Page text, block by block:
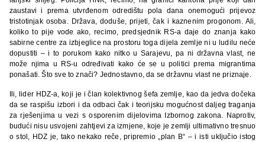
zaustavi i prema utvrđenom odredištu pola dana onemogući prijevoz
tristotinjak osoba. Država, doduše, prijeti, čak i kaznenim progonom. Ali,
koliko to pije vode ako, recimo, predsjednik RS-a daje do znanja kako
sabirne centre za izbjeglice na prostoru toga dijela zemlje ni u ludilu neće
dopustiti – i to porukom kako nitko u Sarajevu, pa ni državna vlast, ne
može njima u RS-u određivati kako će se u politici prema migrantima
ponašati. Što sve to znači? Jednostavno, da se državnu vlast ne priznaje.
Ili, lider HDZ-a, koji je i član kolektivnog šefa zemlje, kao da jedva dočeka
da se raspišu izbori i da odbaci čak i teorijsku mogućnost daljeg traganja
za rješenjima u vezi s osporenim dijelovima Izbornog zakona. Naprotiv,
budući nisu usvojeni zahtjevi za izmjene, koje je zemlji ultimativno tresnuo
o stol, HDZ je, tako nekako reče, pripremio „plan B“ – i isti uključio istog